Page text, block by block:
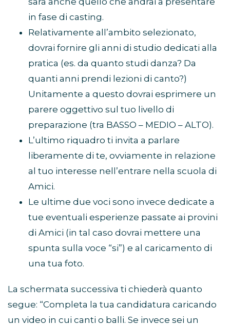
in fase di casting.
Relativamente all’ambito selezionato,
dovrai fornire gli anni di studio dedicati alla
pratica (es. da quanto studi danza? Da
quanti anni prendi lezioni di canto?)
Unitamente a questo dovrai esprimere un
parere oggettivo sul tuo livello di
preparazione (tra BASSO – MEDIO – ALTO).
L’ultimo riquadro ti invita a parlare
liberamente di te, ovviamente in relazione
al tuo interesse nell’entrare nella scuola di
Amici.
Le ultime due voci sono invece dedicate a
tue eventuali esperienze passate ai provini
di Amici (in tal caso dovrai mettere una
spunta sulla voce “si”) e al caricamento di
una tua foto.
La schermata successiva ti chiederà quanto
segue: “Completa la tua candidatura caricando
un video in cui canti o balli. Se invece sei un